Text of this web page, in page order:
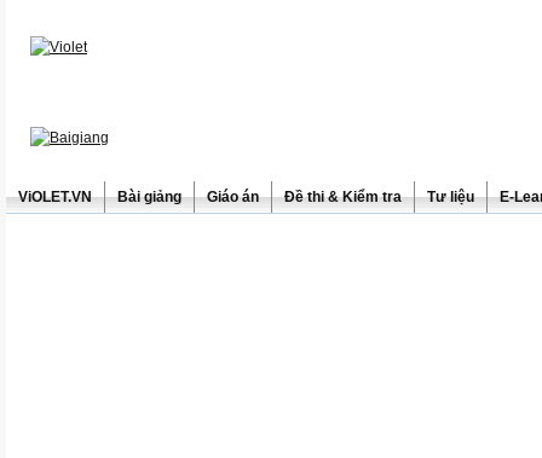
ViOLET.VN Bài giảng Giáo án Đề thi & Kiểm tra Tư liệu E-